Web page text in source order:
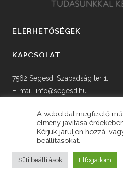
ELÉRHETŐSÉGEK
KAPCSOLAT
7562 Segesd, Szabadság tér 1.
E-mail: info@segesd.hu
© Copyright Segesd
A weboldal megfelelő
élmény javítása
Kérjük járuljon hozzá,
beállításokat.
Süti beállítások Elfogadom